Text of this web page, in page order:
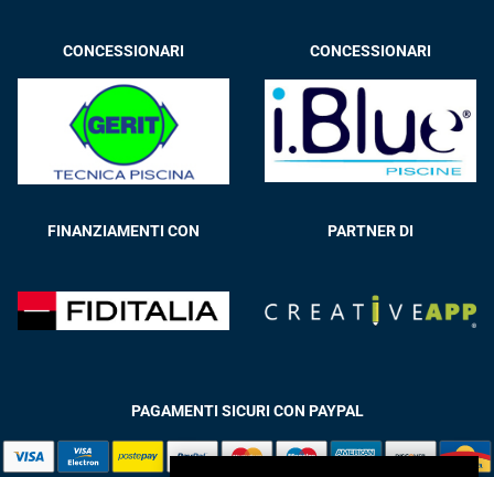
CONCESSIONARI CONCESSIONARI
FINANZIAMENTI CON PARTNER DI
PAGAMENTI SICURI CON PAYPAL